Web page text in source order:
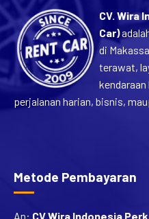
CV. Wira
Car)
di
terawat,
perjalanan harian, bisnis,
Metode Pembayaran
An: CV Wira Indonesia